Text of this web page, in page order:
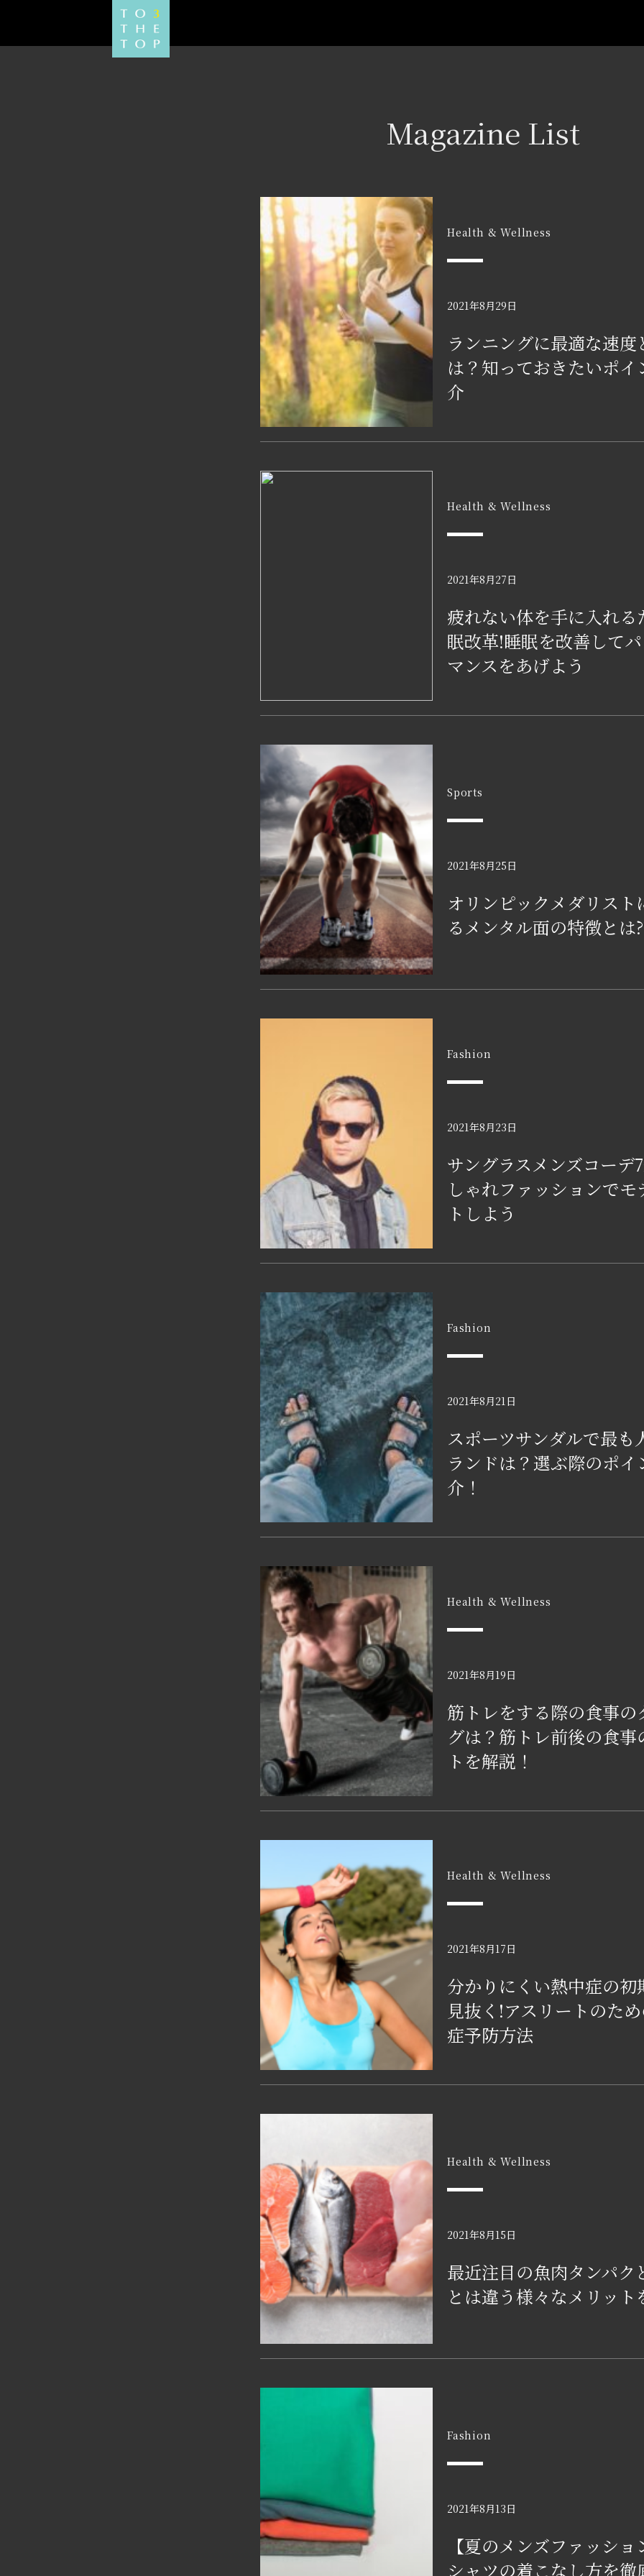
Magazine List
Health & Wellness
2021年8月29日
ランニングに最適な速度
は？知っておきたいポイ
介
Health & Wellness
2021年8月27日
疲れない体を手に入れる
眠改革!睡眠を改善して
マンスをあげよう
Sports
2021年8月25日
オリンピックメダリスト
るメンタル面の特徴とは?
Fashion
2021年8月23日
サングラスメンズコーデ
しゃれファッションでモ
トしよう
Fashion
2021年8月21日
スポーツサンダルで最も
ランドは？選ぶ際のポイ
介！
Health & Wellness
2021年8月19日
筋トレをする際の食事の
グは？筋トレ前後の食事
トを解説！
Health & Wellness
2021年8月17日
分かりにくい熱中症の初
見抜く!アスリートのた
症予防方法
Health & Wellness
2021年8月15日
最近注目の魚肉タンパク
とは違う様々なメリット
Fashion
2021年8月13日
【夏のメンズファッシ
シャツの着こなし方を徹